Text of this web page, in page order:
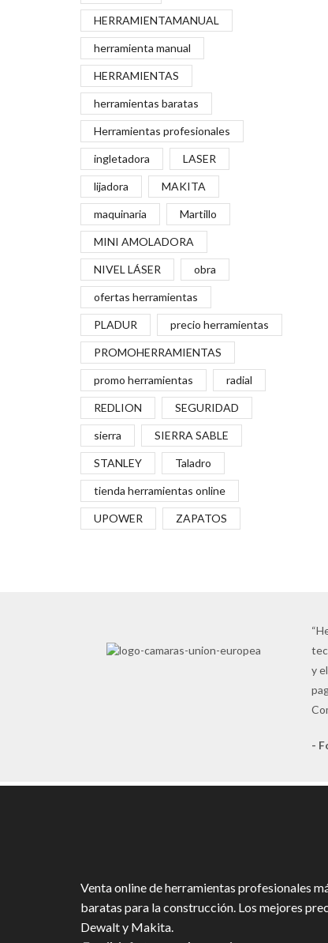
HERRAMIENTAMANUAL
herramienta manual
HERRAMIENTAS
herramientas baratas
Herramientas profesionales
ingletadora LASER
lijadora MAKITA
maquinaria Martillo
MINI AMOLADORA
NIVEL LÁSER obra
ofertas herramientas
PLADUR precio herramientas
PROMOHERRAMIENTAS
promo herramientas radial
REDLION SEGURIDAD
sierra SIERRA SABLE
STANLEY Taladro
tienda herramientas online
UPOWER ZAPATOS
y
-
Venta online de herramientas profesionales
baratas para la construcción. Los mejores
Dewalt y Makita.